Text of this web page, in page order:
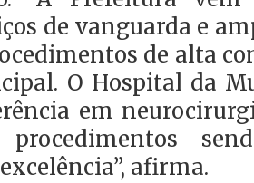
de vanguarda e
de alta
O Hospital da
em
afirma.